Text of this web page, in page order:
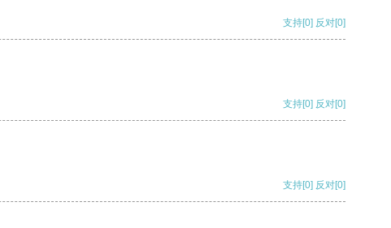
支持[0] 反对[0]
支持[0] 反对[0]
支持[0] 反对[0]